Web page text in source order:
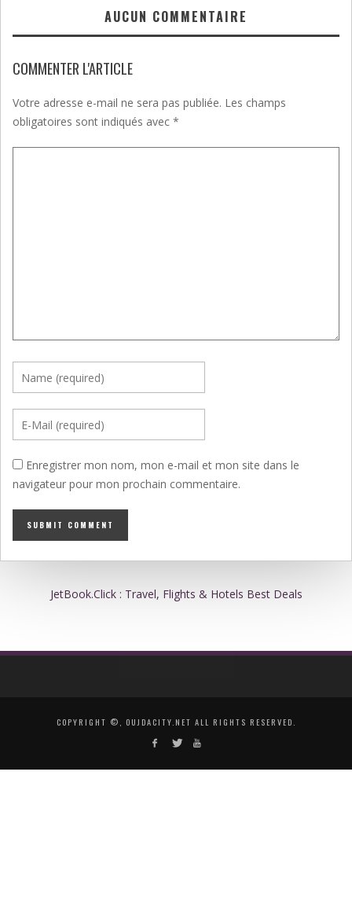
AUCUN COMMENTAIRE
COMMENTER L'ARTICLE
Votre adresse e-mail ne sera pas publiée. Les champs
obligatoires sont indiqués avec *
Enregistrer mon nom, mon e-mail et mon site dans le
navigateur pour mon prochain commentaire.
JetBook.Click : Travel, Flights & Hotels Best Deals
COPYRIGHT ©, OUJDACITY.NET ALL RIGHTS RESERVED.